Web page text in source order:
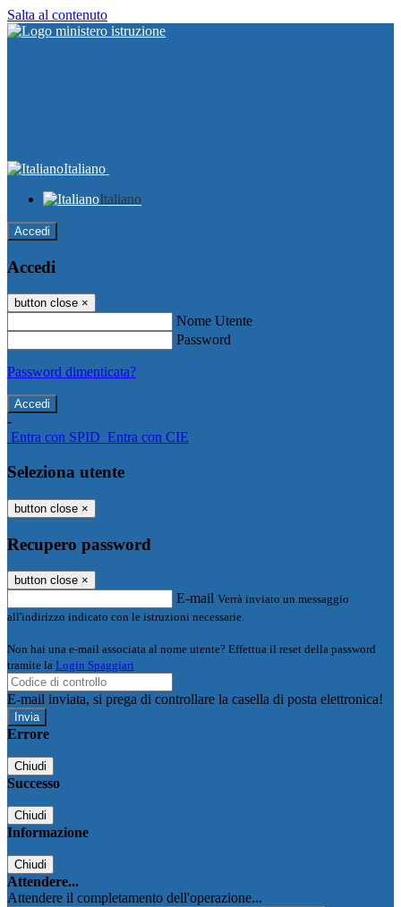
Salta al contenuto
Italiano
Italiano
Accedi
Accedi
button close ×
Nome Utente
Password
Password dimenticata?
-
Entra con SPID Entra con CIE
Seleziona utente
button close ×
Recupero password
button close ×
E-mail Verrà inviato un messaggio
all'indirizzo indicato con le istruzioni necessarie.
Non hai una e-mail associata al nome utente? Effettua il reset della password
tramite la Login Spaggiari
E-mail inviata, si prega di controllare la casella di posta elettronica!
Errore
Chiudi
Successo
Chiudi
Informazione
Chiudi
Attendere...
Attendere il completamento dell'operazione...